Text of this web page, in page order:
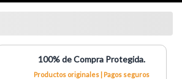
100% de Compra Protegida.
Productos originales | Pagos seguros